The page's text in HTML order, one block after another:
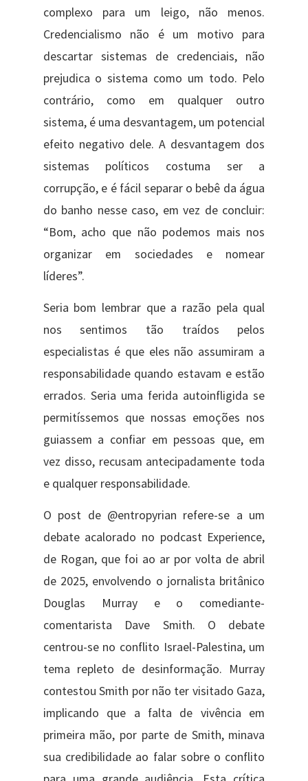
complexo para um leigo, não menos.
Credencialismo não é um motivo para
descartar sistemas de credenciais, não
prejudica o sistema como um todo. Pelo
contrário, como em qualquer outro
sistema, é uma desvantagem, um potencial
efeito negativo dele. A desvantagem dos
sistemas políticos costuma ser a
corrupção, e é fácil separar o bebê da água
do banho nesse caso, em vez de concluir:
“Bom, acho que não podemos mais nos
organizar em sociedades e nomear
líderes”.
Seria bom lembrar que a razão pela qual
nos sentimos tão traídos pelos
especialistas é que eles não assumiram a
responsabilidade quando estavam e estão
errados. Seria uma ferida autoinfligida se
permitíssemos que nossas emoções nos
guiassem a confiar em pessoas que, em
vez disso, recusam antecipadamente toda
e qualquer responsabilidade.
O post de @entropyrian refere-se a um
debate acalorado no podcast Experience,
de Rogan, que foi ao ar por volta de abril
de 2025, envolvendo o jornalista britânico
Douglas Murray e o comediante-
comentarista Dave Smith. O debate
centrou-se no conflito Israel-Palestina, um
tema repleto de desinformação. Murray
contestou Smith por não ter visitado Gaza,
implicando que a falta de vivência em
primeira mão, por parte de Smith, minava
sua credibilidade ao falar sobre o conflito